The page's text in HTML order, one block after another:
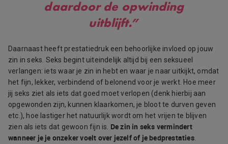
daardoor de opwinding
uitblijft.”
Daarnaast heeft prestatiedruk een behoorlijke invloed op jouw
zin in seks. Seks begint uiteindelijk altijd bij een seksueel
verlangen: iets waar je zin in hebt en waar je naar uitkijkt, omdat
het fijn, lekker, verbindend of belonend voor je werkt. Hoe meer
jij seks ziet als iets dat goed moet verlopen (denk hierbij aan
opgewonden zijn, kunnen klaarkomen, je bloot te durven geven
etc.), hoe lastiger het natuurlijk wordt om het vrijen te blijven
zien als iets dat gewoon fijn is. De zin in seks vermindert
wanneer je je onzeker voelt over jezelf of je bedprestaties.